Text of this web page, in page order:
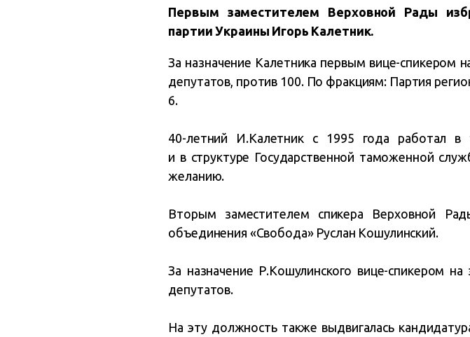
Первым заместителем Верховной Рады
партии Украины Игорь Калетник.
За назначение Калетника первым вице-спикером
депутатов, против 100. По фракциям: Партия
6.
40-летний И.Калетник с 1995 года работал в
и в структуре Государственной таможенной
желанию.
Вторым заместителем спикера Верховной
объединения «Свобода» Руслан Кошулинский.
За назначение Р.Кошулинского вице-спикером
депутатов.
На эту должность также выдвигалась